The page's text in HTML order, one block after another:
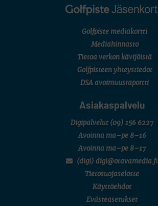
Golfpiste mediakortti
Mediahinnasto
Tietoa verkon kävijöistä
Golfpisteen yhteystiedot
DSA avoimuusraportti
Asiakaspalvelu
Digipalvelut (09) 156 6227
Avoinna ma–pe 8–16
Avoinna ma–pe 8–17
(digi) digi@otavamedia.fi
Tietosuojaseloste
Käyttöehdot
Evästeasetukset